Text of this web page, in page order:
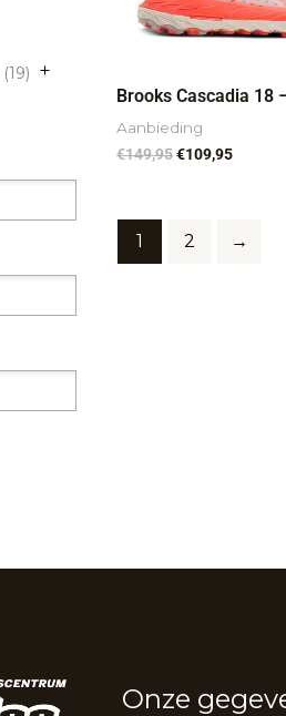
(19)
Brooks Cascadia 18
Aanbieding
€149,95€109,95
1 2 →
Onze